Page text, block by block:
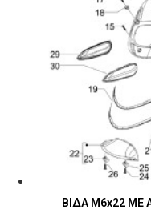
ΒΙΔΑ M6x22 ΜΕ